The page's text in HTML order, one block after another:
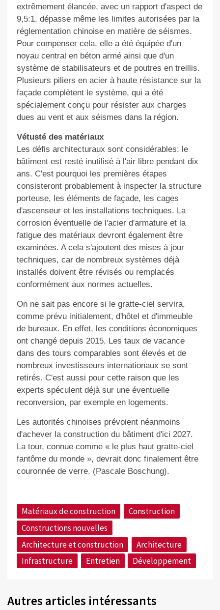
extrêmement élancée, avec un rapport d'aspect de
9,5:1, dépasse même les limites autorisées par la
réglementation chinoise en matière de séismes.
Pour compenser cela, elle a été équipée d'un
noyau central en béton armé ainsi que d'un
système de stabilisateurs et de poutres en treillis.
Plusieurs piliers en acier à haute résistance sur la
façade complètent le système, qui a été
spécialement conçu pour résister aux charges
dues au vent et aux séismes dans la région.
Vétusté des matériaux
Les défis architecturaux sont considérables: le
bâtiment est resté inutilisé à l'air libre pendant dix
ans. C'est pourquoi les premières étapes
consisteront probablement à inspecter la structure
porteuse, les éléments de façade, les cages
d'ascenseur et les installations techniques. La
corrosion éventuelle de l'acier d'armature et la
fatigue des matériaux devront également être
examinées. A cela s'ajoutent des mises à jour
techniques, car de nombreux systèmes déjà
installés doivent être révisés ou remplacés
conformément aux normes actuelles.
On ne sait pas encore si le gratte-ciel servira,
comme prévu initialement, d'hôtel et d'immeuble
de bureaux. En effet, les conditions économiques
ont changé depuis 2015. Les taux de vacance
dans des tours comparables sont élevés et de
nombreux investisseurs internationaux se sont
retirés. C'est aussi pour cette raison que les
experts spéculent déjà sur une éventuelle
reconversion, par exemple en logements.
Les autorités chinoises prévoient néanmoins
d'achever la construction du bâtiment d'ici 2027.
La tour, connue comme « le plus haut gratte-ciel
fantôme du monde », devrait donc finalement être
couronnée de verre. (Pascale Boschung).
Matériaux de construction
Construction
Constructions nouvelles
Architecture et construction
Architecture
Infrastructure
Entretien Développement
Autres articles intéressants